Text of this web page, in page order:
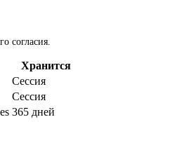
согласия.
Хранится
Сессия
Сессия
365 дней